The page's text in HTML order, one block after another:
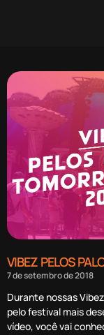
VIBEZ PELOS
7 de setembro de 2018
Durante nossas
pelo festival mais
vídeo, você vai